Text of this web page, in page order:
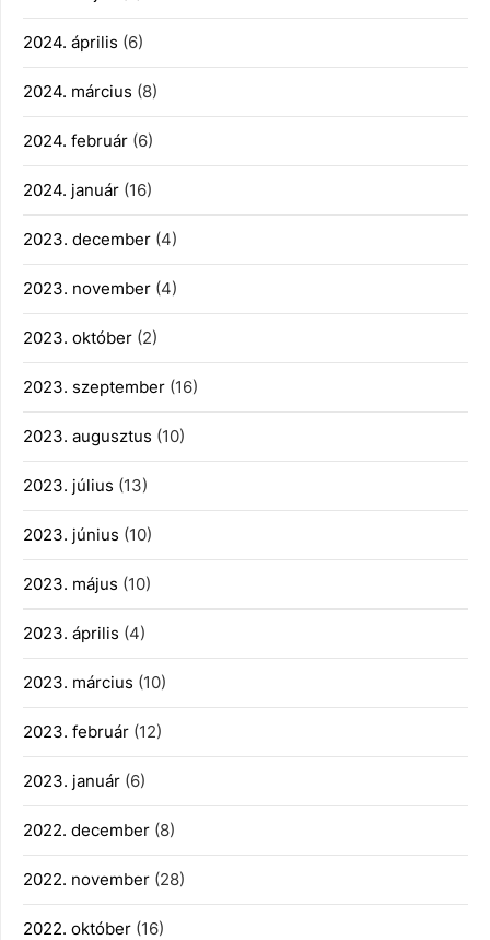
2024. április (6)
2024. március (8)
2024. február (6)
2024. január (16)
2023. december (4)
2023. november (4)
2023. október (2)
2023. szeptember (16)
2023. augusztus (10)
2023. július (13)
2023. június (10)
2023. május (10)
2023. április (4)
2023. március (10)
2023. február (12)
2023. január (6)
2022. december (8)
2022. november (28)
2022. október (16)